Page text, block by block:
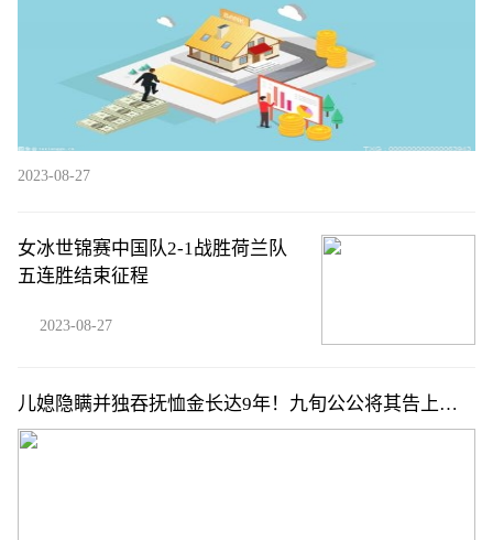
2023-08-27
女冰世锦赛中国队2-1战胜荷兰队
五连胜结束征程
2023-08-27
儿媳隐瞒并独吞抚恤金长达9年！九旬公公将其告上法
庭，法院判了！